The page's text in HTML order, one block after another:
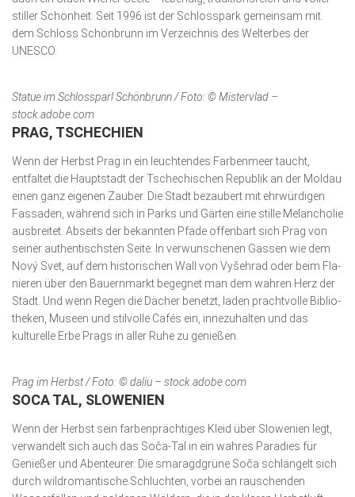
stiller Schönheit. Seit 1996 ist der Schlosspark gemeinsam mit
dem Schloss Schönbrunn im Verzeichnis des Welterbes der
UNESCO.
Statue im Schlossparl Schönbrunn / Foto: © Mistervlad –
stock.adobe.com
PRAG, TSCHECHIEN
Wenn der Herbst Prag in ein leuchtendes Farbenmeer taucht,
entfaltet die Hauptstadt der Tschechischen Republik an der Moldau
einen ganz eigenen Zauber. Die Stadt bezaubert mit ehrwürdigen
Fassaden, während sich in Parks und Gärten eine stille Melancholie
ausbreitet. Abseits der bekannten Pfade offenbart sich Prag von
seiner authentischsten Seite: In verwunschenen Gassen wie dem
Nový Svet, auf dem historischen Wall von Vyšehrad oder beim Fla­
nieren über den Bauern­markt begegnet man dem wahren Herz der
Stadt. Und wenn Regen die Dächer benetzt, laden prachtvolle Biblio­
theken, Museen und stilvolle Cafés ein, innezuhalten und das
kulturelle Erbe Prags in aller Ruhe zu genießen.
Prag im Herbst / Foto: © daliu – stock.adobe.com
SOCA TAL, SLOWENIEN
Wenn der Herbst sein farbenprächtiges Kleid über Slowenien legt,
verwandelt sich auch das Soča-Tal in ein wahres Paradies für
Genießer und Abenteurer. Die smaragdgrüne Soča schlängelt sich
durch wildromantische Schluchten, vorbei an rauschenden